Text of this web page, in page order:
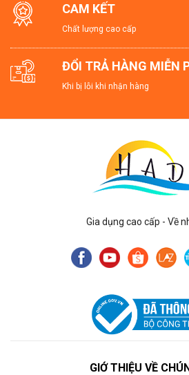
CAM KẾT
Chất lượng cao cấp
ĐỔI TRẢ HÀNG MIỄN
Khi bị lỗi khi nhận hàng
Gia dụng cao cấp - Về
GIỚ THIỆU VỀ